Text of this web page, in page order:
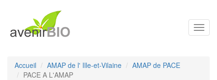
Accueil AMAP de l' Ille-et-Vilaine
AMAP de PACE
PACE A L'AMAP